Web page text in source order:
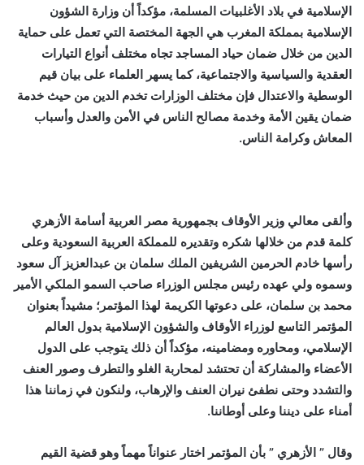
الإسلامية في بلاد الأغلبيات المسلمة، مؤكداً أن وزارة الشؤون
الإسلامية بمملكة المغرب هي الجهة المختصة التي تعمل على حماية
الدين من خلال ضمان حياد المساجد تجاه مختلف أنواع التيارات
العقدية والسياسية والاجتماعية، كما يسهر العلماء على بيان قيم
الوسطية والاعتدال فإن مختلف الوزارات تخدم الدين من حيث خدمة
ضمان يقين الأمة وخدمة مصالح الناس في الأمن والعدل وأسباب
المعاش وكرامة الناس.
وألقى معالي وزير الأوقاف بجمهورية مصر العربية أسامة الأزهري
كلمة قدم من خلالها شكره وتقديره للمملكة العربية السعودية وعلى
رأسها خادم الحرمين الشريفين الملك سلمان بن عبدالعزيز آل سعود
وسموه ولي عهده رئيس مجلس الوزراء صاحب السمو الملكي الأمير
محمد بن سلمان، على دعوتها الكريمة لهذا المؤتمر؛ مشيداً بعنوان
المؤتمر التاسع لوزراء الأوقاف والشؤون الإسلامية بدول العالم
الإسلامي، ومحاوره ومضامينه، مؤكداً أن ذلك يتوجب على الدول
الأعضاء والمشاركة أن تحتشد لمحاربة الغلو والتطرف وصور العنف
والتشدد وحتى نطفئ نيران العنف والإرهاب، ولنكون في زماننا هذا
أمناء على ديننا وعلى أوطاننا.
وقال ” الأزهري ” بأن المؤتمر اختار عنواناً مهماً وهو قضية القيم